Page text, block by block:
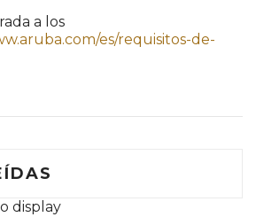
a los
es/requisitos-de-
display